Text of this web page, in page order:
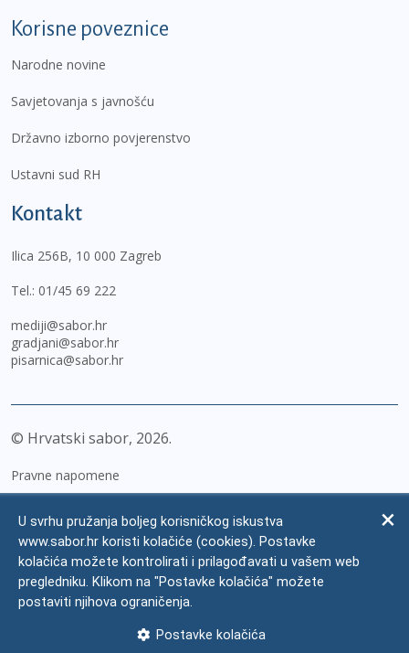
Korisne poveznice
Narodne novine
Savjetovanja s javnošću
Državno izborno povjerenstvo
Ustavni sud RH
Kontakt
Ilica 256B, 10 000 Zagreb
Tel.: 01/45 69 222
mediji@sabor.hr
gradjani@sabor.hr
pisarnica@sabor.hr
© Hrvatski sabor, 2026
Pravne napomene
Zaštita osobnih podataka
Impressum
Česta pitanja
U svrhu pružanja boljeg korisničkog iskustva
www.sabor.hr koristi kolačiće (cookies). Postavke
kolačića možete kontrolirati i prilagođavati u vašem web
pregledniku. Klikom na "Postavke kolačića" možete
postaviti njihova ograničenja.
Postavke kolačića